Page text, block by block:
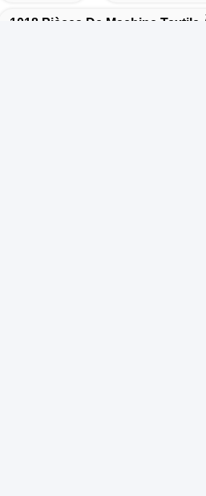
1018 Pièces De Machine